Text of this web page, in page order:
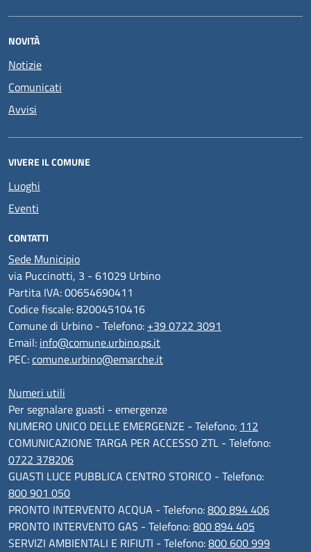
NOVITÀ
Notizie
Comunicati
Avvisi
VIVERE IL COMUNE
Luoghi
Eventi
CONTATTI
Sede Municipio
via Puccinotti, 3 - 61029 Urbino
Partita IVA: 00654690411
Codice fiscale: 82004510416
Comune di Urbino - Telefono: +39 0722 3091
Email: info@comune.urbino.ps.it
PEC:comune.urbino@emarche.it
Numeri utili
Per segnalare guasti - emergenze
NUMERO UNICO DELLE EMERGENZE - Telefono: 112
COMUNICAZIONE TARGA PER ACCESSO ZTL - Telefono:
0722 378206
GUASTI LUCE PUBBLICA CENTRO STORICO - Telefono:
800 901 050
PRONTO INTERVENTO ACQUA - Telefono:800 894 406
PRONTO INTERVENTO GAS - Telefono:800 894 405
SERVIZI AMBIENTALI E RIFIUTI - Telefono:800 600 999